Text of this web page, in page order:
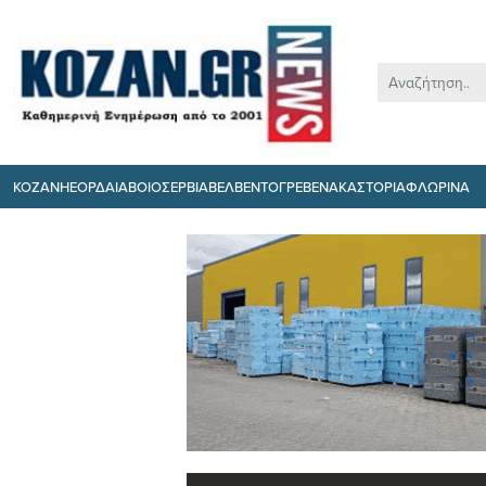
ΚΟΖΑΝΗΕΟΡΔΑΙΑΒΟΙΟΣΕΡΒΙΑΒΕΛΒΕΝΤΟΓΡΕΒΕΝΑΚΑΣΤΟΡΙΑΦΛΩΡΙΝΑ